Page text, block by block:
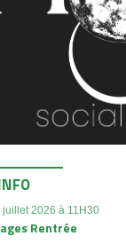
juillet 2026 à 11H30
Rentrée